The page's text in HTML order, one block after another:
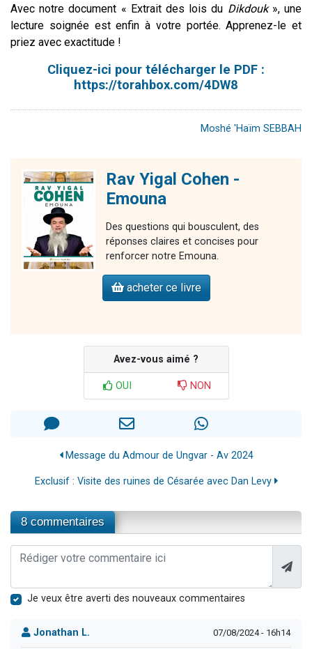
Avec notre document « Extrait des lois du Dikdouk », une
lecture soignée est enfin à votre portée. Apprenez-le et
priez avec exactitude !
Cliquez-ici pour télécharger le PDF :
https://torahbox.com/4DW8
Moshé 'Haïm SEBBAH
Rav Yigal Cohen -
Emouna
Des questions qui bousculent, des
réponses claires et concises pour
renforcer notre Emouna.
acheter ce livre
Avez-vous aimé ?
OUI NON
Message du Admour de Ungvar - Av 2024
Exclusif : Visite des ruines de Césarée avec Dan Levy
8 commentaires
Je veux être averti des nouveaux commentaires
Jonathan L. 07/08/2024 - 16h14